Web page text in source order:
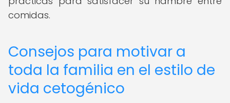
comidas.
Consejos para motivar a
toda la familia en el estilo de
vida cetogénico